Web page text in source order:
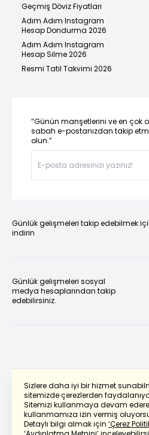
Sizlere daha iyi bir hizmet
sitemizde çerezlerden
Sitemizi kullanmaya devam
kullanmamıza izin vermiş
Detaylı bilgi almak için ‘Çerez
Geçmiş Döviz Fiyatları
Adım Adım Instagram
Hesap Dondurma 2026
Adım Adım Instagram
Hesap Silme 2026
Resmi Tatil Takvimi 2026
“Günün manşetlerini ve en çok
sabah e-postanızdan takip
olun.”
Günlük gelişmeleri takip edebilmek
indirin
Günlük gelişmeleri sosyal
medya hesaplarından takip
edebilirsiniz.
Powered by